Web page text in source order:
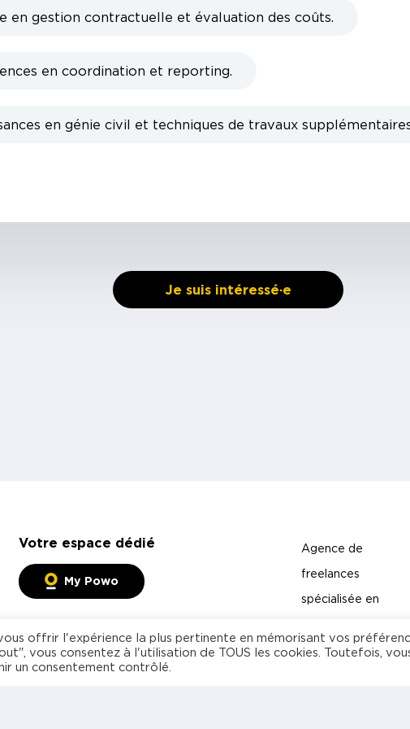
en gestion contractuelle et évaluation des coûts.
en coordination et reporting.
en génie civil et techniques de travaux
Je suis intéressé·e
Votre espace dédié
My Powo
Agence de
freelances
spécialisée en
technologies
offrir l'expérience la plus pertinente en mémorisant vos
vous consentez à l'utilisation de TOUS les cookies. Toutefois,
un consentement contrôlé.